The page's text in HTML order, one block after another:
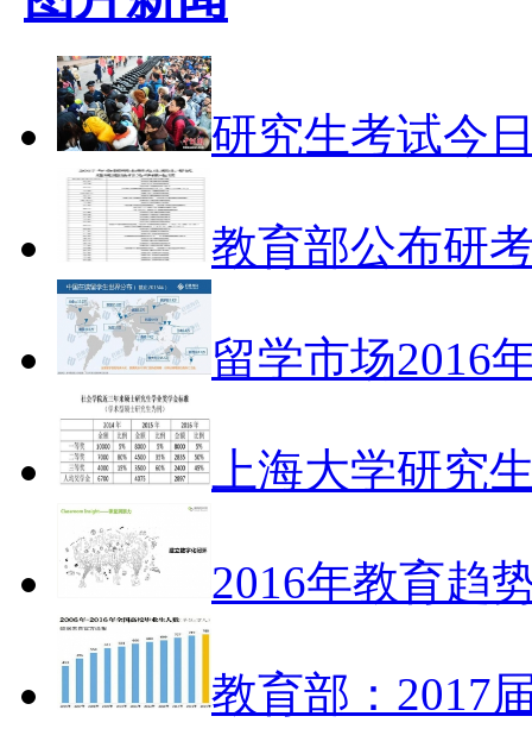
研究生考试今
教育部公布研
留学市场2016
上海大学研究
2016年教育趋
教育部：2017